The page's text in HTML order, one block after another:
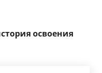
освоения